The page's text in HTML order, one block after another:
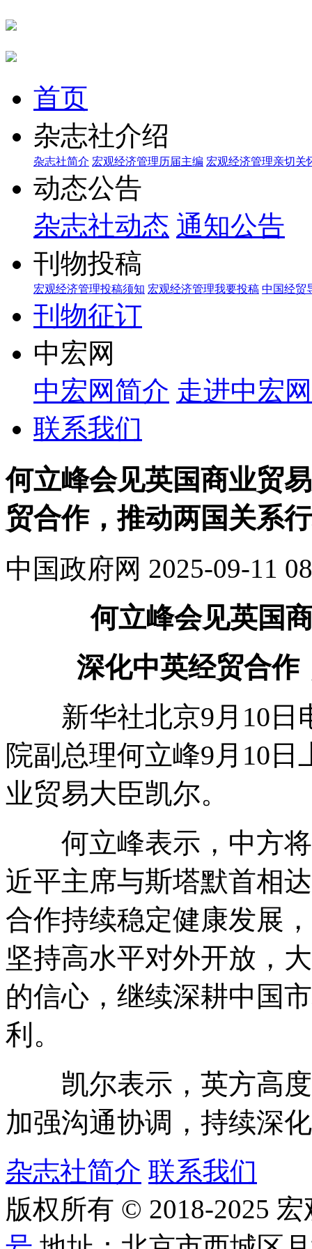
首页
杂志社介绍
杂志社简介 宏观经济管理历届主编 宏观经济管理亲切关
动态公告
杂志社动态 通知公告
刊物投稿
宏观经济管理投稿须知 宏观经济管理我要投稿 中国经贸
刊物征订
中宏网
中宏网简介 走进中宏网
联系我们
何立峰会见英国商业贸
贸合作，推动两国关系
中国政府网 2025-09-11
何立峰会见英国
深化中英经贸合作
新华社北京9月10日
院副总理何立峰9月10
业贸易大臣凯尔。
何立峰表示，中方将
近平主席与斯塔默首相
合作持续稳定健康发展
坚持高水平对外开放，
的信心，继续深耕中国
利。
凯尔表示，英方高度
加强沟通协调，持续深
杂志社简介 联系我们
版权所有 © 2018-2025